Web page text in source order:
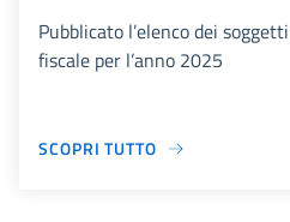
Pubblicato l’elenco dei
fiscale per l’anno 2025
SCOPRI TUTTO